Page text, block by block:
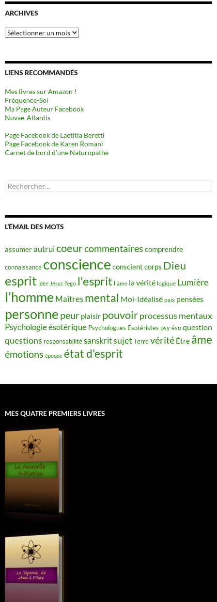
ARCHIVES
Archives
LIENS RECOMMANDÉS
Mes livres sur Amazon !
Fréquence-Soi
Ma Page Auteur Facebook
Novae-Atlantis
Page Facebook de Laetitia Beretti
Page Facebook de Karen Romani
Carnet de bord d’une Naturopathe
Rechercher :
L’ÉMAIL DES MOTS
assumerautruicoeurcommentaires comprendre
connaissance conscience conscient corps Dieu
esprit idée Jésus l'ego l'esprit l'âme la vérité logique Lumière
l’homme Maîtres mental Moi-Idéalisé paix pensées
personne peur plaisir pouvoirprocessus mentaux
Psychologie ésotérique Psychologues Esotéristes psy ésoquestion
questions responsabilitésanskritsujet Terrevérité Être âme
émotions époque état d'esprit
MES QUATRE PREMIERS LIVRES